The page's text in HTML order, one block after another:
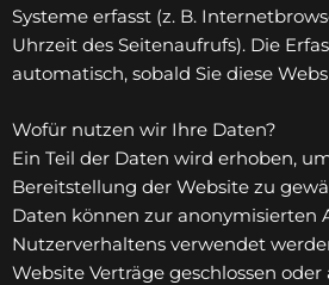
Systeme erfasst (z. B.
Uhrzeit des Seitenaufrufs). Die
automatisch, sobald Sie diese
Wofür nutzen wir Ihre Daten?
Ein Teil der Daten wird erhoben,
Bereitstellung der Website zu
Daten können zur anonymisierten
Nutzerverhaltens verwendet
Website Verträge geschlossen